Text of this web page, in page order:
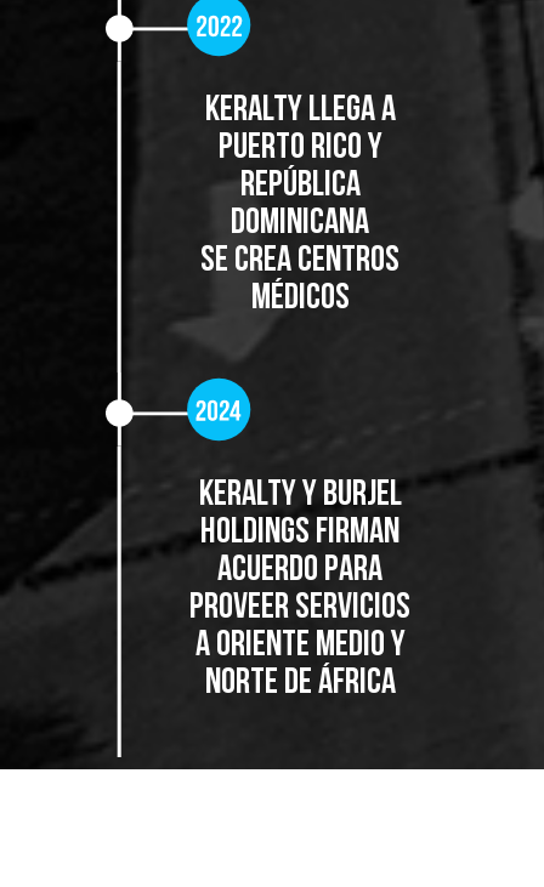
KERALTY LLEGA A
PUERTO RICO Y
REPÚBLICA
DOMINICANA
SE CREA CENTROS
MÉDICOS
KERALTY Y BURJEL
HOLDINGS FIRMAN
ACUERDO PARA
PROVEER SERVICIOS
A ORIENTE MEDIO Y
NORTE DE ÁFRICA